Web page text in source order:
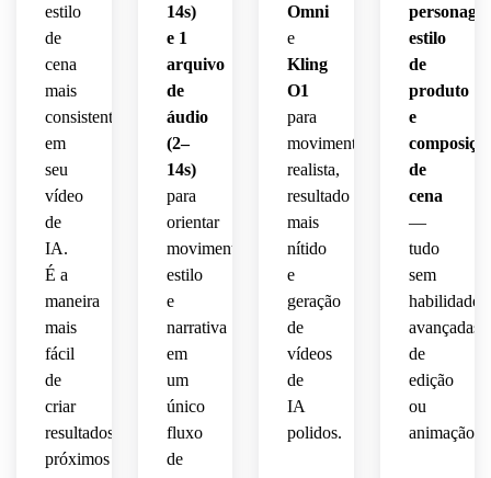
estilo
de
cena
mais
consistentes
em
seu
vídeo
de
IA.
É a
maneira
mais
fácil
de
criar
resultados
próximos
14s)
e 1
arquivo
de
áudio
(2–
14s)
para
orientar
movimento,
estilo
e
narrativa
em
um
único
fluxo
de
Omni
e
Kling
O1
para
movimento
realista,
resultado
mais
nítido
e
geração
de
vídeos
de
IA
polidos.
estilo
de
produto
e
de
cena
—
tudo
sem
habilidades
avançadas
de
edição
ou
animação.